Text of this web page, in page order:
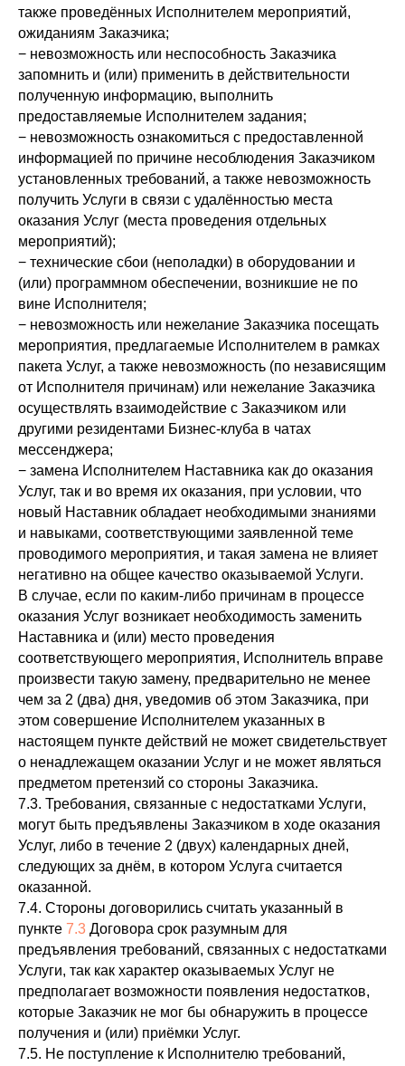
также проведённых Исполнителем мероприятий,
ожиданиям Заказчика;
− невозможность или неспособность Заказчика
запомнить и (или) применить в действительности
полученную информацию, выполнить
предоставляемые Исполнителем задания;
− невозможность ознакомиться с предоставленной
информацией по причине несоблюдения Заказчиком
установленных требований, а также невозможность
получить Услуги в связи с удалённостью места
оказания Услуг (места проведения отдельных
мероприятий);
− технические сбои (неполадки) в оборудовании и
(или) программном обеспечении, возникшие не по
вине Исполнителя;
− невозможность или нежелание Заказчика посещать
мероприятия, предлагаемые Исполнителем в рамках
пакета Услуг, а также невозможность (по независящим
от Исполнителя причинам) или нежелание Заказчика
осуществлять взаимодействие с Заказчиком или
другими резидентами Бизнес-клуба в чатах
мессенджера;
− замена Исполнителем Наставника как до оказания
Услуг, так и во время их оказания, при условии, что
новый Наставник обладает необходимыми знаниями
и навыками, соответствующими заявленной теме
проводимого мероприятия, и такая замена не влияет
негативно на общее качество оказываемой Услуги.
В случае, если по каким-либо причинам в процессе
оказания Услуг возникает необходимость заменить
Наставника и (или) место проведения
соответствующего мероприятия, Исполнитель вправе
произвести такую замену, предварительно не менее
чем за 2 (два) дня, уведомив об этом Заказчика, при
этом совершение Исполнителем указанных в
настоящем пункте действий не может свидетельствует
о ненадлежащем оказании Услуг и не может являться
предметом претензий со стороны Заказчика.
7.3. Требования, связанные с недостатками Услуги,
могут быть предъявлены Заказчиком в ходе оказания
Услуг, либо в течение 2 (двух) календарных дней,
следующих за днём, в котором Услуга считается
оказанной.
7.4. Стороны договорились считать указанный в
пункте 7.3 Договора срок разумным для
предъявления требований, связанных с недостатками
Услуги, так как характер оказываемых Услуг не
предполагает возможности появления недостатков,
которые Заказчик не мог бы обнаружить в процессе
получения и (или) приёмки Услуг.
7.5. Не поступление к Исполнителю требований,